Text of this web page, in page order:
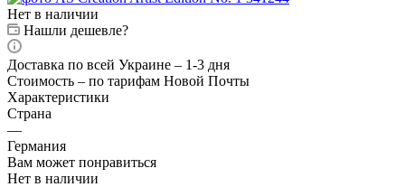
Нет в наличии
Нашли дешевле?
Доставка по всей Украине – 1-3 дня
Стоимость – по тарифам Новой Почты
Характеристики
Страна
—
Германия
Вам может понравиться
Нет в наличии